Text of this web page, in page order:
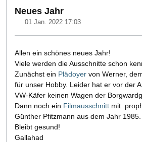
Neues Jahr
01 Jan. 2022 17:03
Allen ein schönes neues Jahr!
Viele werden die Ausschnitte schon
Zunächst ein Plädoyer von Werner,
für unser Hobby. Leider hat er vor der
VW-Käfer keinen Wagen der
Dann noch ein Filmausschnitt mit
Günther Pfitzmann aus dem Jahr 1985.
Bleibt gesund!
Gallahad